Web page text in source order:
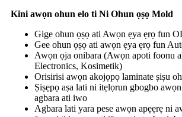
Kini awọn ohun elo ti Ni Ohun ọṣọ Mold
Gige ohun ọṣọ ati Awọn ẹya ẹrọ fun
Gee ohun ọṣọ ati awọn ẹya ẹrọ fun
Awọn ọja onibara (Awọn apoti foonu
Electronics, Kosimetik)
Orisirisi awọn akojọpọ laminate ṣiṣu
Ṣiṣẹpọ aṣa lati ni itẹlọrun gbogbo
agbara ati iwo
Agbara lati yara pese awọn apẹẹrẹ ni